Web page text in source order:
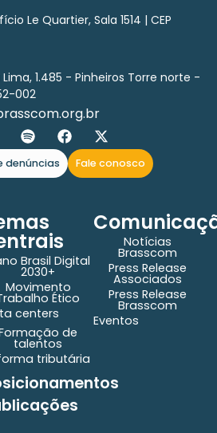
Le Quartier, Sala 1514 | CEP
Lima, 1.485 - Pinheiros Torre norte -
002
denúncias Fale conosco
Brasil Digital
2030+
Movimento
Ético
centers
de
talentos
tributária
Notícias
Brasscom
Press Release
Associados
Press Release
Brasscom
Eventos